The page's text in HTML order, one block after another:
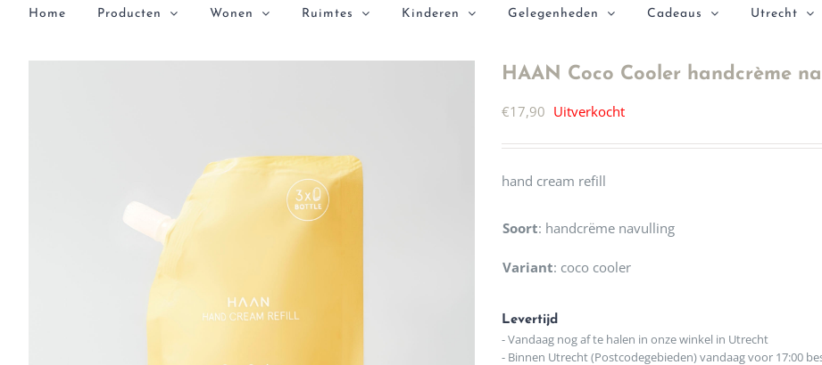
Home Producten Wonen Ruimtes Kinderen Gelegenheden Cadeaus Utrecht
HAAN Coco Cooler handcrème
€17,90 Uitverkocht
hand cream refill
Soort: handcrëme navulling
Variant: coco cooler
Levertijd
- Vandaag nog af te halen in onze winkel in Utrecht
- Binnen Utrecht (Postcodegebieden) vandaag voor 17:00